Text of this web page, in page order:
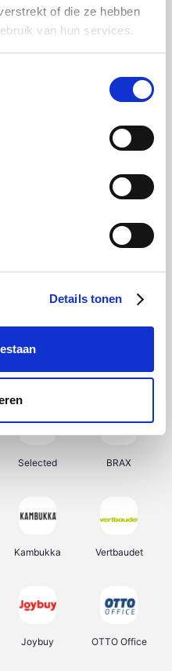
of die ze hebben
van hun services.
Details tonen
Schiesser Bolt Energie
DeubaXXL
About You
Samsung Delonghi
Selected BRAX
Kambukka Vertbaudet
Joybuy OTTO Office